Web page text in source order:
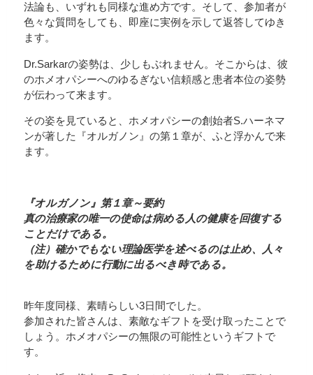
法論も、いずれも同様な進め方です。そして、参加者が
色々な質問をしても、即座に実例を示して返答してゆき
ます。
Dr.Sarkarの姿勢は、少しもぶれません。そこからは、彼
のホメオパシーへのゆるぎない信頼感と患者本位の姿勢
が伝わって来ます。
その姿を見ていると、ホメオパシーの創始者S.ハーネマ
ンが著した『オルガノン』の第１章が、ふと浮かんで来
ます。
『オルガノン』第１章～要約
真の治療家の唯一の使命は病める人の健康を回復する
ことだけである。
（注）確かでもない理論医学を述べるのは止め、人々
を助けるために行動に出るべき時である。
昨年度同様、素晴らしい3日間でした。
参加された皆さんは、素敵なギフトを受け取ったことで
しょう。ホメオパシーの無限の可能性というギフトで
す。